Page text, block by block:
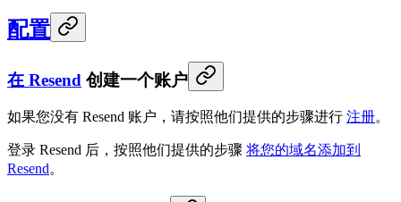
配置
在 Resend 创建一个账户
如果您没有 Resend 账户，请按照他们提供的步骤进行 注册。
登录 Resend 后，按照他们提供的步骤 将您的域名添加到
Resend。